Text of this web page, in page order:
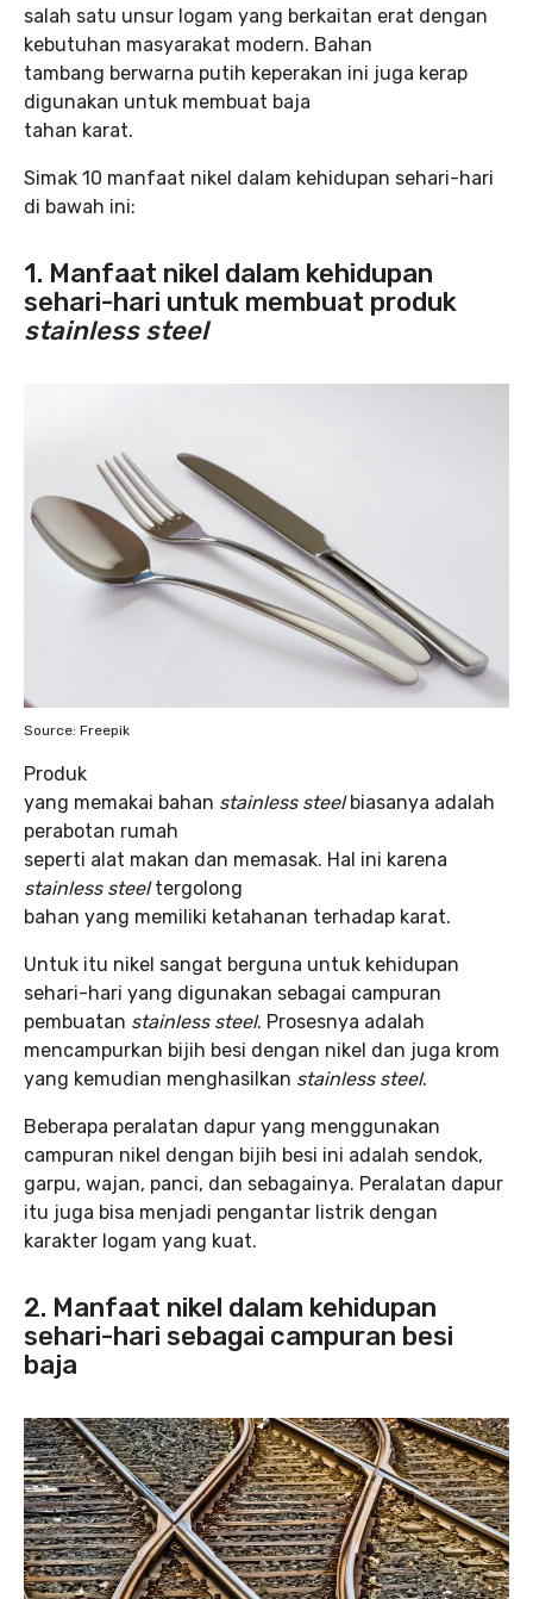
salah satu unsur logam yang berkaitan erat dengan
kebutuhan masyarakat modern. Bahan
tambang berwarna putih keperakan ini juga kerap
digunakan untuk membuat baja
tahan karat.
Simak 10 manfaat nikel dalam kehidupan sehari-hari
di bawah ini:
1. Manfaat nikel dalam kehidupan
sehari-hari untuk membuat produk
stainless steel
Source: Freepik
Produk
yang memakai bahan stainless steelbiasanya adalah
perabotan rumah
seperti alat makan dan memasak. Hal ini karena
stainless steeltergolong
bahan yang memiliki ketahanan terhadap karat.
Untuk itu nikel sangat berguna untuk kehidupan
sehari-hari yang digunakan sebagai campuran
pembuatan stainless steel. Prosesnya adalah
mencampurkan bijih besi dengan nikel dan juga krom
yang kemudian menghasilkan stainless steel.
Beberapa peralatan dapur yang menggunakan
campuran nikel dengan bijih besi ini adalah sendok,
garpu, wajan, panci, dan sebagainya. Peralatan dapur
itu juga bisa menjadi pengantar listrik dengan
karakter logam yang kuat.
2. Manfaat nikel dalam kehidupan
sehari-hari sebagai campuran besi
baja